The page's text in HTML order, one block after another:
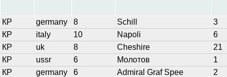
КР germany 8 Schill
3
КР
italy 10 Napoli
6
КР
uk 8 Cheshire
21
КР
ussr 6 Молотов
1
КР
germany 6 Admiral Graf Spee
2